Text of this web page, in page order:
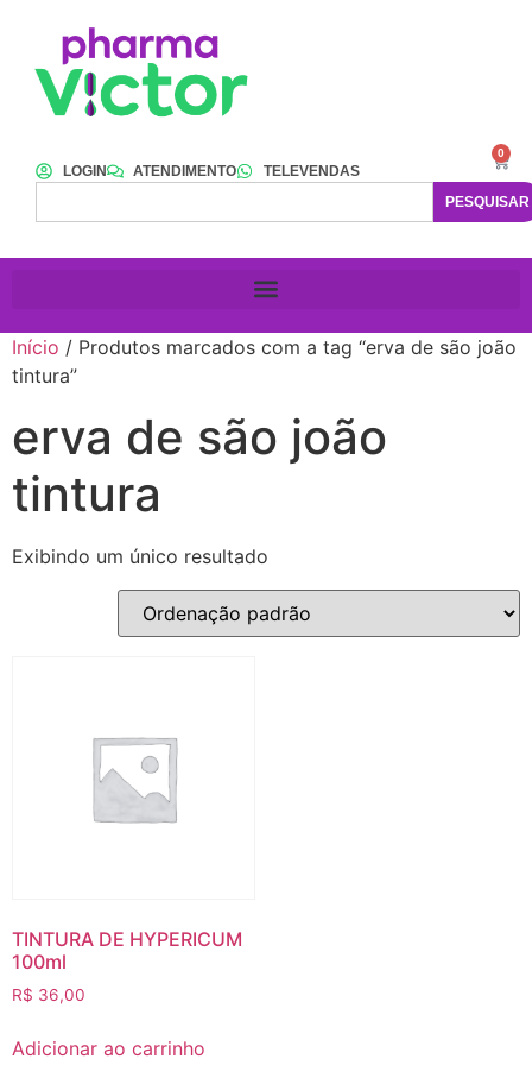
LOGIN ATENDIMENTO
TELEVENDAS
PESQUISAR
0
Início / Produtos marcados com a tag “erva de são joão
tintura”
erva de são joão
tintura
Exibindo um único resultado
TINTURA DE HYPERICUM
100ml
R$ 36,00
Adicionar ao carrinho